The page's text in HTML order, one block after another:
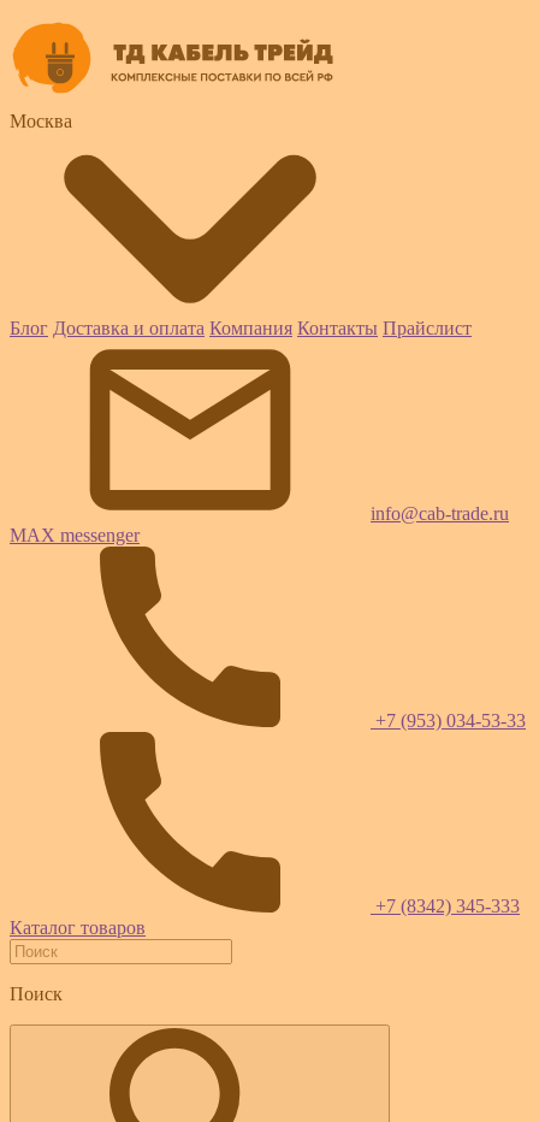
Москва
Блог Доставка и оплата Компания Контакты Прайслист
info@cab-trade.ru
MAX messenger
+7 (953) 034-53-33
+7 (8342) 345-333
Каталог товаров
Поиск